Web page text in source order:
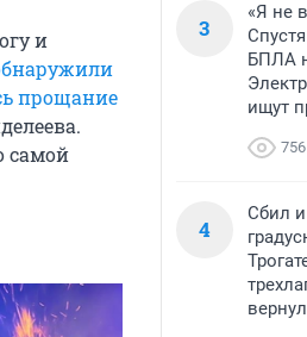
и
прощание
самой
3
«Я не
БПЛА
ищут
756
4
Сбил и